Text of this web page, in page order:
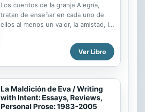
y posibilidades de ver y entender los
términos que se adoptan como
reales, como personas que existen y
ello, no quiero decir que se caiga en
el absurdo de querer darle...
Los cuentos de la granja Alegría,
tratan de enseñar en cada uno de
ellos al menos un valor, la amistad, la
que lo comprendan los niños y lo
más importante es que estan hechos
Ver Libro
La Maldición de Eva / Writing
with Intent: Essays, Reviews,
Personal Prose: 1983-2005